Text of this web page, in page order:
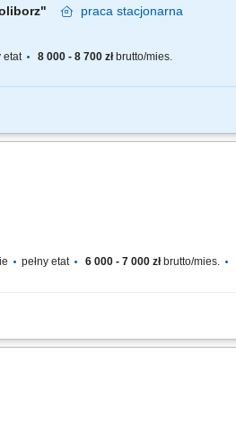
praca stacjonarna
etat 8 000 - 8 700 złbrutto/mies.
tramwajów oraz napraw zgodnie z
pełny etat 6 000 - 7 000 złbrutto/mies.
prostych prac elektronicznych i